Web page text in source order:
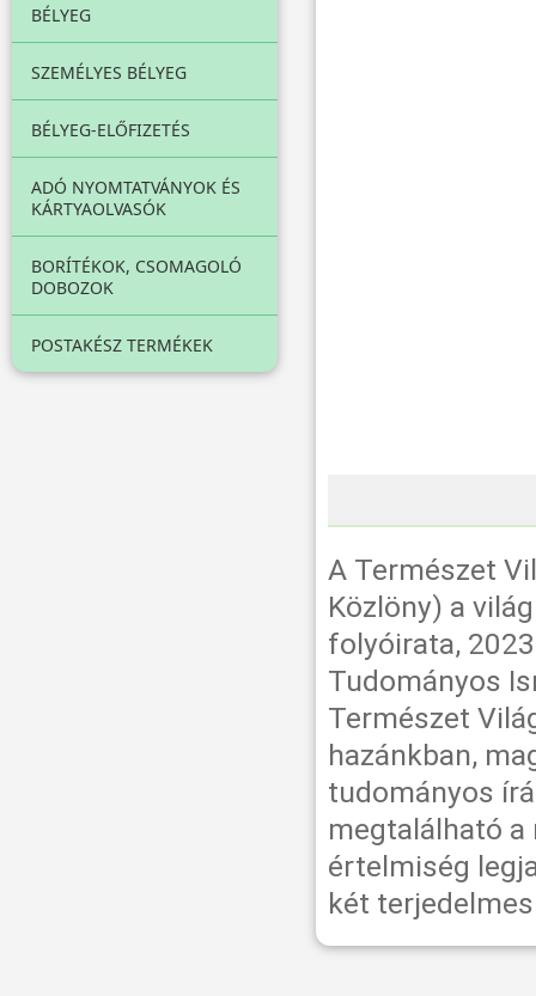
BÉLYEG
SZEMÉLYES BÉLYEG
BÉLYEG-ELŐFIZETÉS
ADÓ NYOMTATVÁNYOK ÉS
KÁRTYAOLVASÓK
BORÍTÉKOK, CSOMAGOLÓ
DOBOZOK
POSTAKÉSZ TERMÉKEK
A Természet
Közlöny) a
folyóirata,
Tudományos
Természet
hazánkban,
tudományos
megtalálható
értelmiség
két